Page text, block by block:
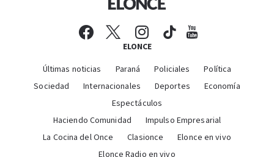
ELONCE
Últimas noticias Paraná Policiales
Política
Sociedad
Internacionales Deportes
Economía
Espectáculos
Haciendo Comunidad
Impulso Empresarial
La Cocina del Once
Clasionce
Elonce en vivo
Elonce Radio en vivo